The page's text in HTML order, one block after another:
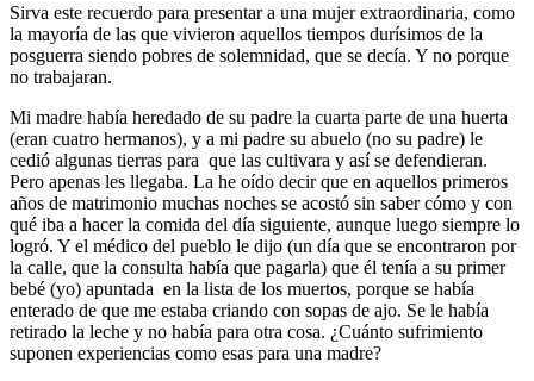
Sirva este recuerdo para presentar a una mujer extraordinaria, como
la mayoría de las que vivieron aquellos tiempos durísimos de la
posguerra siendo pobres de solemnidad, que se decía. Y no porque
no trabajaran.
Mi madre había heredado de su padre la cuarta parte de una huerta
(eran cuatro hermanos), y a mi padre su abuelo (no su padre) le
cedió algunas tierras para que las cultivara y así se defendieran.
Pero apenas les llegaba. La he oído decir que en aquellos primeros
años de matrimonio muchas noches se acostó sin saber cómo y con
qué iba a hacer la comida del día siguiente, aunque luego siempre lo
logró. Y el médico del pueblo le dijo (un día que se encontraron por
la calle, que la consulta había que pagarla) que él tenía a su primer
bebé (yo) apuntada en la lista de los muertos, porque se había
enterado de que me estaba criando con sopas de ajo. Se le había
retirado la leche y no había para otra cosa. ¿Cuánto sufrimiento
suponen experiencias como esas para una madre?